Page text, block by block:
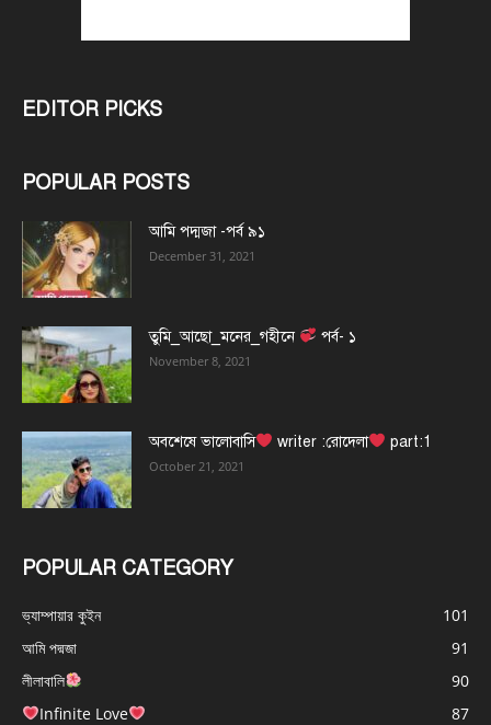
EDITOR PICKS
POPULAR POSTS
আমি পদ্মজা -পর্ব ৯১
December 31, 2021
তুমি_আছো_মনের_গহীনে পর্ব- ১
November 8, 2021
অবশেষে ভালোবাসি writer :রোদেলা part:1
October 21, 2021
POPULAR CATEGORY
ভ্যাম্পায়ার কুইন
101
আমি পদ্মজা
91
লীলাবালি
90
Infinite Love
87